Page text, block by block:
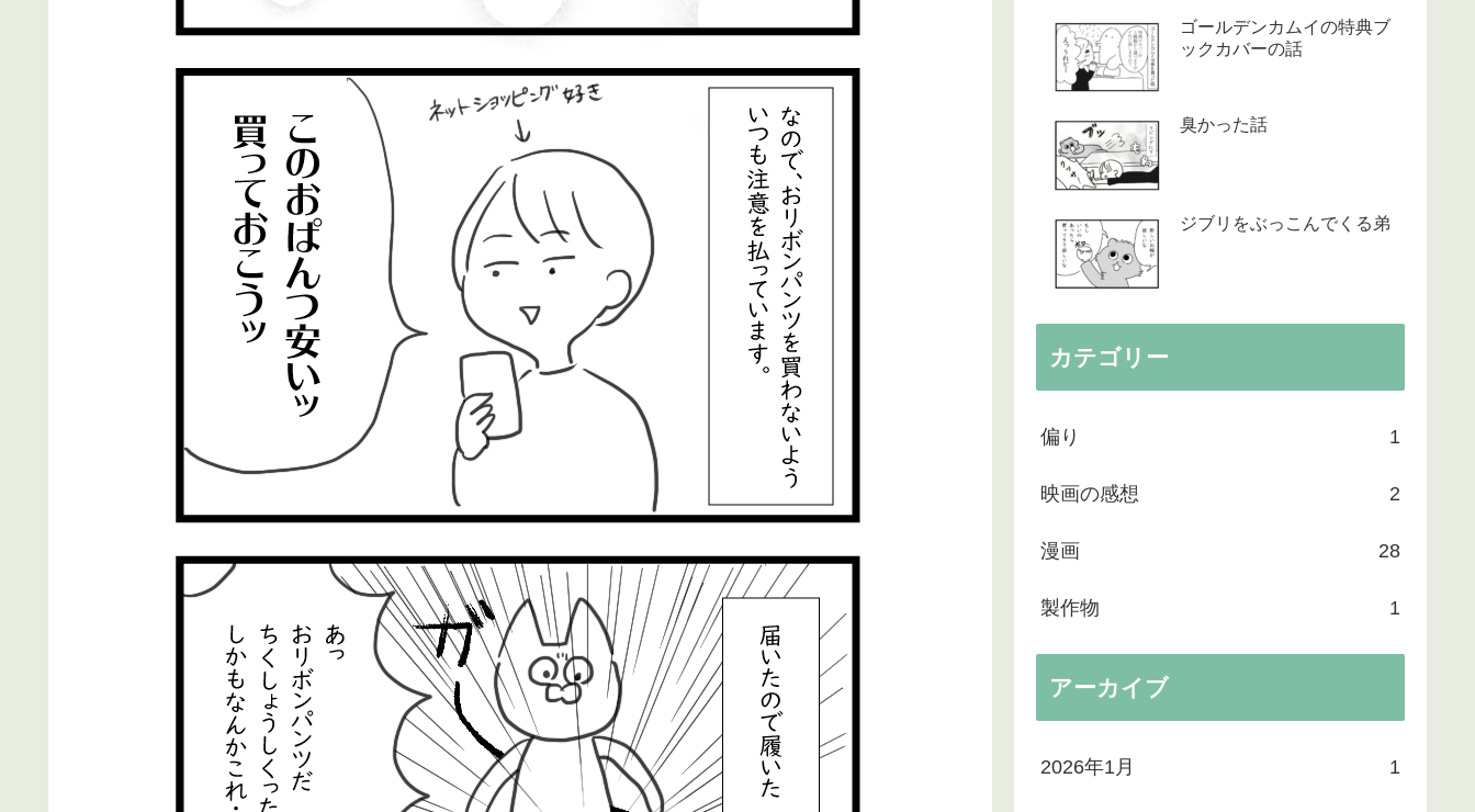
ゴールデンカムイの特典ブ
ックカバーの話
臭かった話
ジブリをぶっこんでくる弟
カテゴリー
偏り 1
映画の感想 2
漫画 28
製作物 1
アーカイブ
2026年1月 1